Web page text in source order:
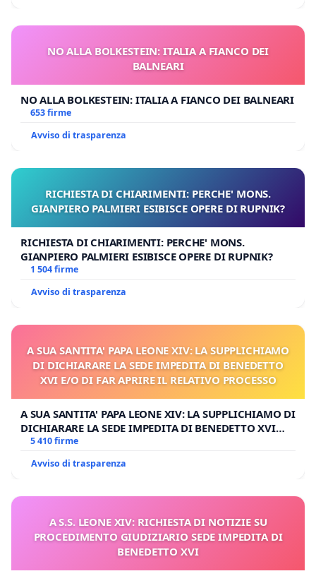
NO ALLA BOLKESTEIN: ITALIA A FIANCO DEI
BALNEARI
NO ALLA BOLKESTEIN: ITALIA A FIANCO DEI BALNEARI
653 firme
Avviso di trasparenza
RICHIESTA DI CHIARIMENTI: PERCHE' MONS.
GIANPIERO PALMIERI ESIBISCE OPERE DI RUPNIK?
RICHIESTA DI CHIARIMENTI: PERCHE' MONS.
GIANPIERO PALMIERI ESIBISCE OPERE DI RUPNIK?
1 504 firme
Avviso di trasparenza
A SUA SANTITA' PAPA LEONE XIV: LA SUPPLICHIAMO
DI DICHIARARE LA SEDE IMPEDITA DI BENEDETTO
XVI E/O DI FAR APRIRE IL RELATIVO PROCESSO
A SUA SANTITA' PAPA LEONE XIV: LA SUPPLICHIAMO DI
DICHIARARE LA SEDE IMPEDITA DI BENEDETTO XVI
E/O DI FAR APRIRE IL RELATIVO PROCESSO
5 410 firme
Avviso di trasparenza
A S.S. LEONE XIV: RICHIESTA DI NOTIZIE SU
PROCEDIMENTO GIUDIZIARIO SEDE IMPEDITA DI
BENEDETTO XVI